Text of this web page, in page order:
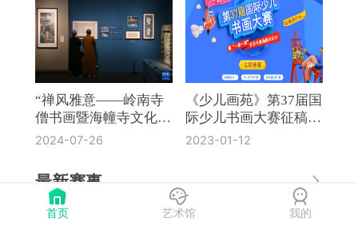
“禅风雅意——岭南寺
僧书画暨海幢寺文化
展”在国博开幕
2024-07-26
《少儿画苑》第37届国
际少儿书画大赛征稿通
知
2023-01-12
最新赛事
《奔流·小作家》第8届全国中
首页 艺术馆 我的